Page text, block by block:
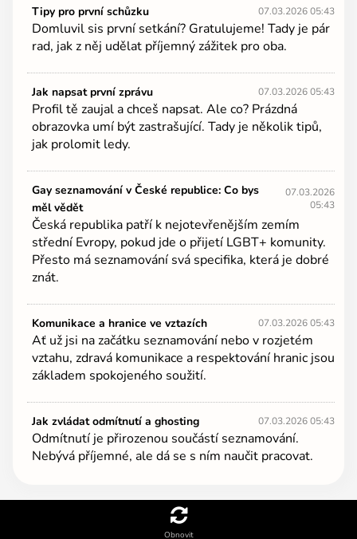
Obnovit
Tipy pro první schůzku 07.03.2026 05:43
Domluvil sis první setkání? Gratulujeme! Tady je pár
rad, jak z něj udělat příjemný zážitek pro oba.
Jak napsat první zprávu 07.03.2026 05:43
Profil tě zaujal a chceš napsat. Ale co? Prázdná
obrazovka umí být zastrašující. Tady je několik tipů,
jak prolomit ledy.
Gay seznamování v České republice: Co bys
měl vědět
07.03.2026
05:43
Česká republika patří k nejotevřenějším zemím
střední Evropy, pokud jde o přijetí LGBT+ komunity.
Přesto má seznamování svá specifika, která je dobré
znát.
Komunikace a hranice ve vztazích 07.03.2026 05:43
Ať už jsi na začátku seznamování nebo v rozjetém
vztahu, zdravá komunikace a respektování hranic jsou
základem spokojeného soužití.
Jak zvládat odmítnutí a ghosting 07.03.2026 05:43
Odmítnutí je přirozenou součástí seznamování.
Nebývá příjemné, ale dá se s ním naučit pracovat.